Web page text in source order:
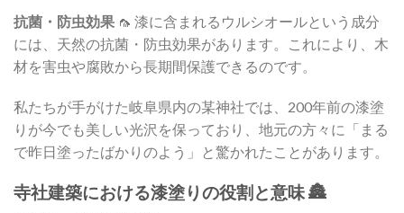
抗菌・防虫効果 🦟 漆に含まれるウルシオールという成分
には、天然の抗菌・防虫効果があります。これにより、木
材を害虫や腐敗から長期間保護できるのです。
私たちが手がけた岐阜県内の某神社では、200年前の漆塗
りが今でも美しい光沢を保っており、地元の方々に「まる
で昨日塗ったばかりのよう」と驚かれたことがあります。
寺社建築における漆塗りの役割と意味 🏯